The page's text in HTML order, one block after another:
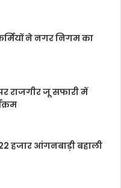
ने नगर निगम का
राजगीर जू सफारी में
हजार आंगनबाड़ी बहाली